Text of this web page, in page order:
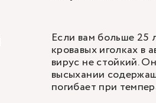
Если вам больше 25
кровавых иголках в
вирус не стойкий.
высыхании
погибает при